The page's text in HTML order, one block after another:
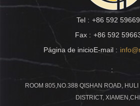
Tel : +86 592
Fax : +86 592
Página de inicioE-mail :
:
ROOM 805,NO.388 QISHAN ROAD,
DISTRICT,